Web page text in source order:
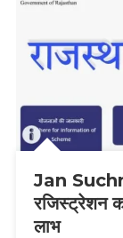
Jan
रजिस्ट्रेशन
लाभ